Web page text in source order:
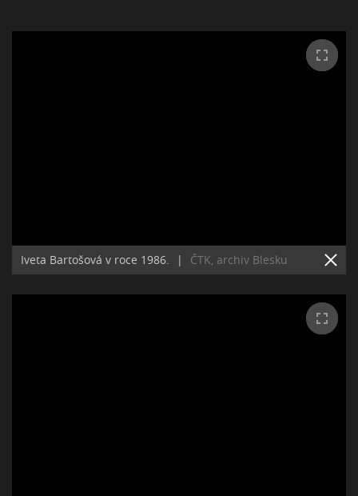
Iveta Bartošová v roce 1986. | ČTK, archiv Blesku